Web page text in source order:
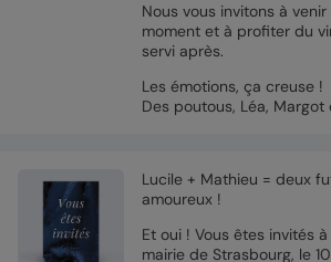
Nous vous invitons à
moment et à profiter du
servi après.
Les émotions, ça creuse !
Des poutous, Léa, Margot
Lucile + Mathieu = deux
amoureux !
Et oui ! Vous êtes invités
mairie de Strasbourg, le